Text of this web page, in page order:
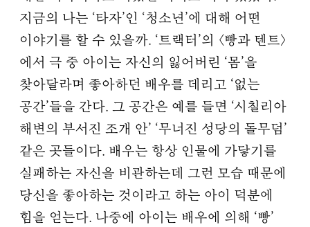
지금의 나는 ‘타자’인 ‘청소년’에 대해 어떤
이야기를 할 수 있을까. ‘트랙터’의 〈빵과 텐트〉
에서 극 중 아이는 자신의 잃어버린 ‘몸’을
찾아달라며 좋아하던 배우를 데리고 ‘없는
공간’들을 간다. 그 공간은 예를 들면 ‘시칠리아
해변의 부서진 조개 안’ ‘무너진 성당의 돌무덤’
같은 곳들이다. 배우는 항상 인물에 가닿기를
실패하는 자신을 비관하는데 그런 모습 때문에
당신을 좋아하는 것이라고 하는 아이 덕분에
힘을 얻는다. 나중에 아이는 배우에 의해 ‘빵’